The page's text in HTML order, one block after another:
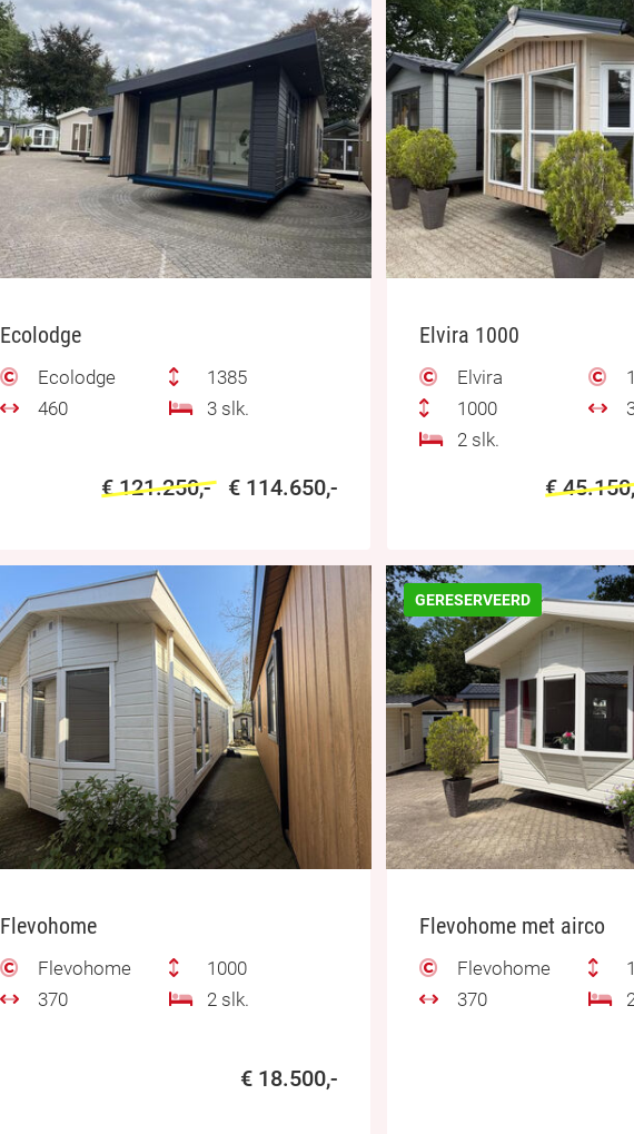
Ecolodge
Ecolodge
1385
460
3 slk.
€ 121.250,- € 114.650,-
Elvira 1000
Elvira
1000
2 slk.
€
Flevohome
Flevohome
1000
370
2 slk.
€ 18.500,-
GERESERVEERD
Flevohome met airco
Flevohome
370